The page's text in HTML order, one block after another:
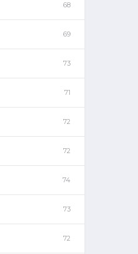
68
69
73
71
72
72
74
73
72